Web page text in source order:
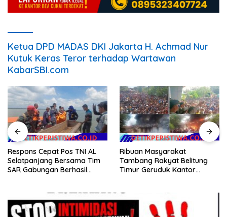
Ketua DPD MADAS DKI Jakarta H. Achmad Nur
Kutuk Keras Teror terhadap Wartawan
KabarSBI.com
Respons Cepat Pos TNI AL
Selatpanjang Bersama Tim
SAR Gabungan Berhasil
Mengkikip Kepulauan Meranti
Ribuan Masyarakat
Tambang Rakyat Belitung
Timur Geruduk Kantor